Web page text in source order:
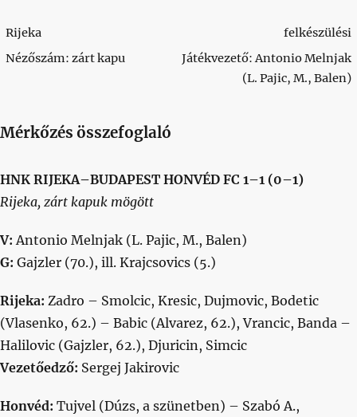
Rijeka
Nézőszám: zárt kapu
felkészülési
Játékvezető: Antonio Melnjak
(L. Pajic, M., Balen)
Mérkőzés összefoglaló
HNK RIJEKA–BUDAPEST HONVÉD FC 1–1 (0–1)
Rijeka, zárt kapuk mögött
V: Antonio Melnjak (L. Pajic, M., Balen)
G: Gajzler (70.), ill. Krajcsovics (5.)
Rijeka: Zadro – Smolcic, Kresic, Dujmovic, Bodetic
(Vlasenko, 62.) – Babic (Alvarez, 62.), Vrancic, Banda –
Halilovic (Gajzler, 62.), Djuricin, Simcic
Vezetőedző: Sergej Jakirovic
Honvéd: Tujvel (Dúzs, a szünetben) – Szabó A.,